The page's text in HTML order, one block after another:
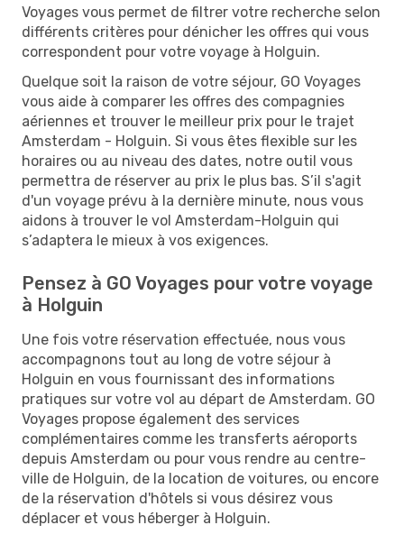
Voyages vous permet de filtrer votre recherche selon
différents critères pour dénicher les offres qui vous
correspondent pour votre voyage à Holguin.
Quelque soit la raison de votre séjour, GO Voyages
vous aide à comparer les offres des compagnies
aériennes et trouver le meilleur prix pour le trajet
Amsterdam - Holguin. Si vous êtes flexible sur les
horaires ou au niveau des dates, notre outil vous
permettra de réserver au prix le plus bas. S’il s'agit
d'un voyage prévu à la dernière minute, nous vous
aidons à trouver le vol Amsterdam-Holguin qui
s’adaptera le mieux à vos exigences.
Pensez à GO Voyages pour votre voyage
à Holguin
Une fois votre réservation effectuée, nous vous
accompagnons tout au long de votre séjour à
Holguin en vous fournissant des informations
pratiques sur votre vol au départ de Amsterdam. GO
Voyages propose également des services
complémentaires comme les transferts aéroports
depuis Amsterdam ou pour vous rendre au centre-
ville de Holguin, de la location de voitures, ou encore
de la réservation d'hôtels si vous désirez vous
déplacer et vous héberger à Holguin.